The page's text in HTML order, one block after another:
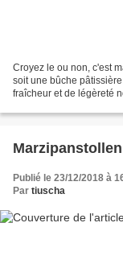
Croyez le ou non, c'est
soit une bûche
fraîcheur et de légèreté
Marzipanstollen
Publié le 23/12/2018 à
Par tiuscha